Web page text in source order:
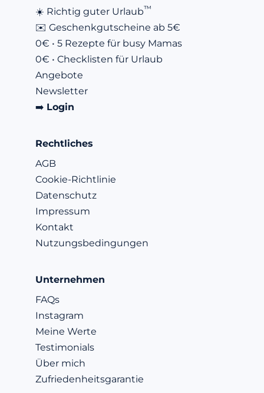
☀️ Richtig guter Urlaub™
✉️ Geschenkgutscheine ab 5€
0€ • 5 Rezepte für busy Mamas
0€ • Checklisten für Urlaub
Angebote
Newsletter
➡️ Login
Rechtliches
AGB
Cookie-Richtlinie
Datenschutz
Impressum
Kontakt
Nutzungsbedingungen
Unternehmen
FAQs
Instagram
Meine Werte
Testimonials
Über mich
Zufriedenheitsgarantie